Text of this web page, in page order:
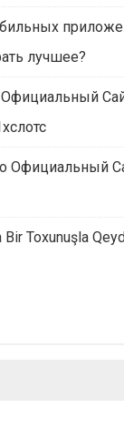
лучшее?
Официальный
Toxunuşla